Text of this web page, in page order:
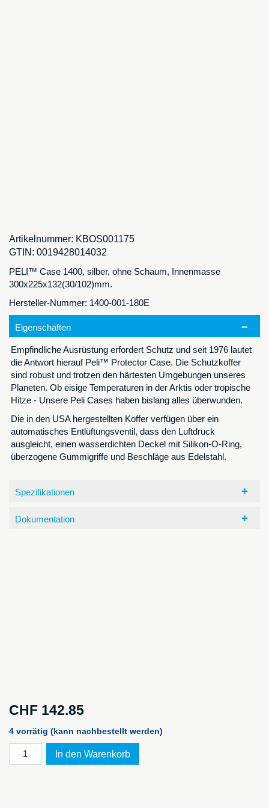
Artikelnummer: KBOS001175
GTIN: 0019428014032
PELI™ Case 1400, silber, ohne Schaum, Innenmasse
300x225x132(30/102)mm.
Hersteller-Nummer: 1400-001-180E
Eigenschaften
Empfindliche Ausrüstung erfordert Schutz und seit 1976 lautet
die Antwort hierauf Peli™ Protector Case. Die Schutzkoffer
sind robust und trotzen den härtesten Umgebungen unseres
Planeten. Ob eisige Temperaturen in der Arktis oder tropische
Hitze - Unsere Peli Cases haben bislang alles überwunden.
Die in den USA hergestellten Koffer verfügen über ein
automatisches Entlüftungsventil, dass den Luftdruck
ausgleicht, einen wasserdichten Deckel mit Silikon-O-Ring,
überzogene Gummigriffe und Beschläge aus Edelstahl.
Spezifikationen
Dokumentation
CHF 142.85
4 vorrätig (kann nachbestellt werden)
PELI™
In den Warenkorb